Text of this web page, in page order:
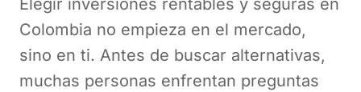
Elegir inversiones rentables y seguras en
Colombia no empieza en el mercado,
sino en ti. Antes de buscar alternativas,
muchas personas enfrentan preguntas